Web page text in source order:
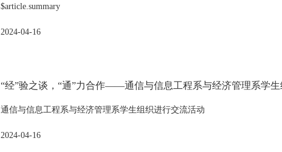
$article.summary
2024-04-16
“经”验之谈，“通”力合作——通信与信息工程系与经济管理系学
通信与信息工程系与经济管理系学生组织进行交流活动
2024-04-16